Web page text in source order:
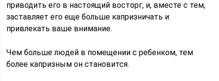
приводить его в настоящий восторг, и, вместе с тем,
заставляет его еще больше капризничать и
привлекать ваше внимание.
Чем больше людей в помещении с ребенком, тем
более капризным он становится.